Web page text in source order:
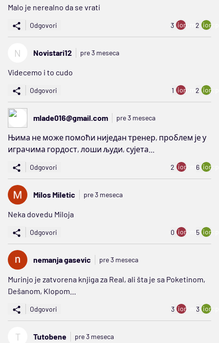
Malo je nerealno da se vrati
Odgovori 3 ion:minus
2
N Novistari12 pre 3 meseca
Videcemo i to cudo
Odgovori 1 ion:minus
2
mlade016@gmail.com pre 3 meseca
Њима не може помоћи ниједан тренер, проблем је у
играчима гордост, лоши људи, сујета...
Odgovori 2 ion:minus
6
Milos Miletic pre 3 meseca
Neka dovedu Miloja
Odgovori 0 ion:minus
5
nemanja gasevic pre 3 meseca
Murinjo je zatvorena knjiga za Real, ali šta je sa Poketinom,
Dešanom, Klopom…
Odgovori 3 ion:minus
3
T Tutobene pre 3 meseca